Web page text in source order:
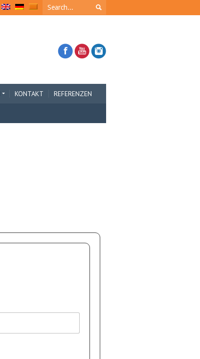
KONTAKT REFERENZEN